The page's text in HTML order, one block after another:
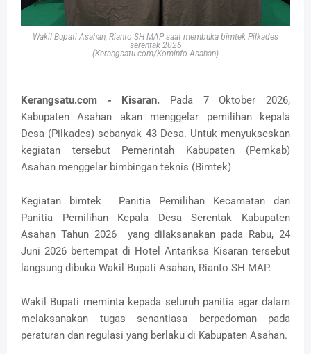
Wakil Bupati Asahan, Rianto SH MAP saat membuka bimtek Pilkades
serentak 2026
(Kerangsatu.com/Kominfo Asahan)
Kerangsatu.com - Kisaran. Pada 7 Oktober 2026,
Kabupaten Asahan akan menggelar pemilihan kepala
Desa (Pilkades) sebanyak 43 Desa. Untuk menyukseskan
kegiatan tersebut Pemerintah Kabupaten (Pemkab)
Asahan menggelar bimbingan teknis (Bimtek)
Kegiatan bimtek Panitia Pemilihan Kecamatan dan
Panitia Pemilihan Kepala Desa Serentak Kabupaten
Asahan Tahun 2026 yang dilaksanakan pada Rabu, 24
Juni 2026 bertempat di Hotel Antariksa Kisaran tersebut
langsung dibuka Wakil Bupati Asahan, Rianto SH MAP.
Wakil Bupati meminta kepada seluruh panitia agar dalam
melaksanakan tugas senantiasa berpedoman pada
peraturan dan regulasi yang berlaku di Kabupaten Asahan.